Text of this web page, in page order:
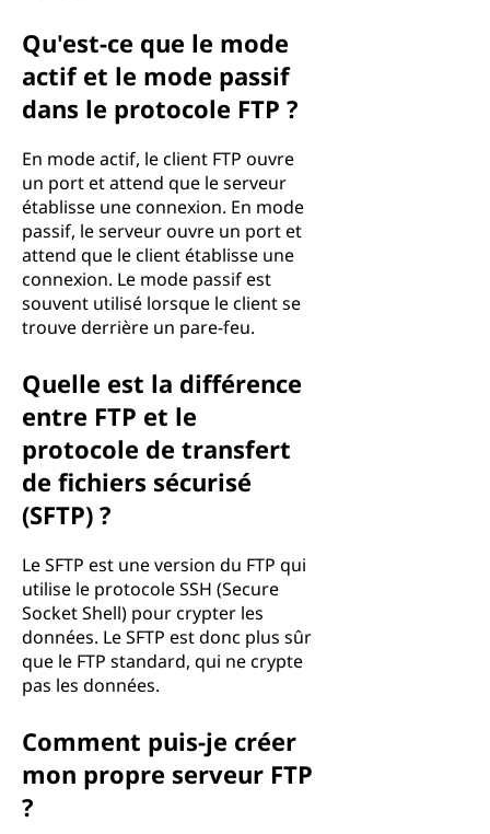
Qu'est-ce que le mode
actif et le mode passif
dans le protocole FTP ?
En mode actif, le client FTP ouvre
un port et attend que le serveur
établisse une connexion. En mode
passif, le serveur ouvre un port et
attend que le client établisse une
connexion. Le mode passif est
souvent utilisé lorsque le client se
trouve derrière un pare-feu.
Quelle est la différence
entre FTP et le
protocole de transfert
de fichiers sécurisé
(SFTP) ?
Le SFTP est une version du FTP qui
utilise le protocole SSH (Secure
Socket Shell) pour crypter les
données. Le SFTP est donc plus sûr
que le FTP standard, qui ne crypte
pas les données.
Comment puis-je créer
mon propre serveur FTP
?